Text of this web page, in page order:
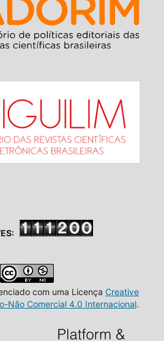
com uma Licença Creative
Não Comercial 4.0 Internacional.